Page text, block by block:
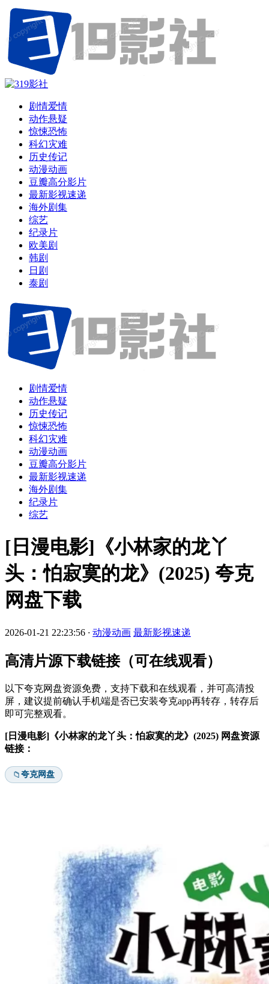
剧情爱情
动作悬疑
惊悚恐怖
科幻灾难
历史传记
动漫动画
豆瓣高分影片
最新影视速递
海外剧集
综艺
纪录片
欧美剧
韩剧
日剧
泰剧
剧情爱情
动作悬疑
历史传记
惊悚恐怖
科幻灾难
动漫动画
豆瓣高分影片
最新影视速递
海外剧集
纪录片
综艺
[日漫电影]《小林家的龙丫
头：怕寂寞的龙》(2025) 夸克
网盘下载
2026-01-21 22:23:56 · 动漫动画 最新影视速递
高清片源下载链接（可在线观看）
以下夸克网盘资源免费，支持下载和在线观看，并可高清投
屏，建议提前确认手机端是否已安装夸克app再转存，转存后
即可完整观看。
[日漫电影]《小林家的龙丫头：怕寂寞的龙》(2025) 网盘资源
链接：
📁夸克网盘